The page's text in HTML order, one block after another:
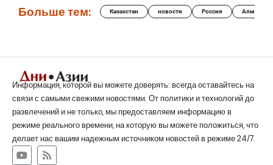
Больше тем: Казахстан новости Россия Алматы
Информация, которой вы можете доверять: всегда оставайтесь на
связи с самыми свежими новостями. От политики и технологий до
развлечений и не только, мы предоставляем информацию в
режиме реального времени, на которую вы можете положиться, что
делает нас вашим надежным источником новостей в режиме 24/7.